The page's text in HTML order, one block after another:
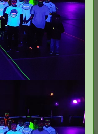
rencontre amicale par mois.
amicaux seront également
(date à définir) nous
Blackminton qui sera
de renseignement